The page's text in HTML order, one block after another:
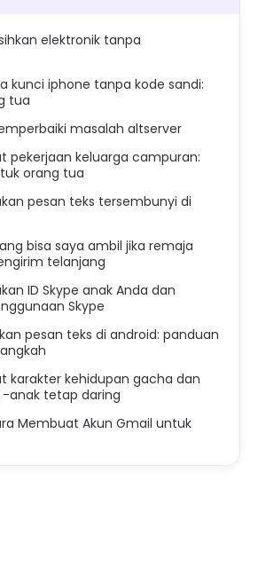
elektronik tanpa
kunci iphone tanpa kode sandi:
tua
masalah altserver
pekerjaan keluarga campuran:
orang tua
pesan teks tersembunyi di
bisa saya ambil jika remaja
telanjang
ID Skype anak Anda dan
Skype
pesan teks di android: panduan
karakter kehidupan gacha dan
anak tetap daring
Membuat Akun Gmail untuk